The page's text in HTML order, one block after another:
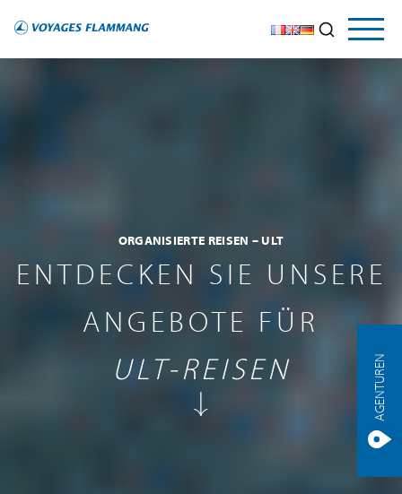
AGENTUREN
ORGANISIERTE REISEN – ULT
ENTDECKEN SIE UNSERE
ANGEBOTE FÜR
ULT-REISEN